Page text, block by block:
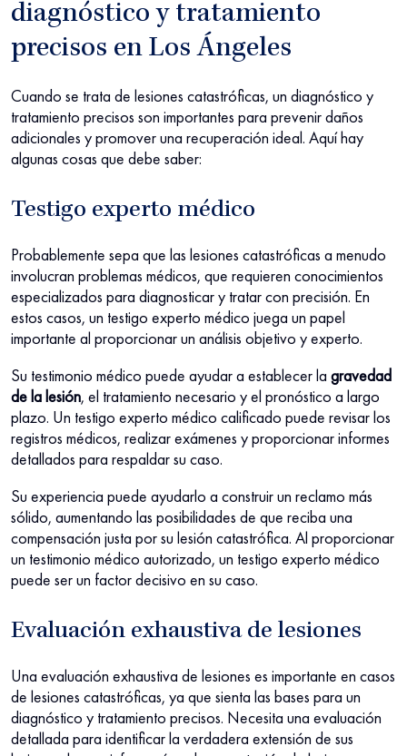
diagnóstico y tratamiento
precisos en Los Ángeles
Cuando se trata de lesiones catastróficas, un diagnóstico y
tratamiento precisos son importantes para prevenir daños
adicionales y promover una recuperación ideal. Aquí hay
algunas cosas que debe saber:
Testigo experto médico
Probablemente sepa que las lesiones catastróficas a menudo
involucran problemas médicos, que requieren conocimientos
especializados para diagnosticar y tratar con precisión. En
estos casos, un testigo experto médico juega un papel
importante al proporcionar un análisis objetivo y experto.
Su testimonio médico puede ayudar a establecer la gravedad
de la lesión, el tratamiento necesario y el pronóstico a largo
plazo. Un testigo experto médico calificado puede revisar los
registros médicos, realizar exámenes y proporcionar informes
detallados para respaldar su caso.
Su experiencia puede ayudarlo a construir un reclamo más
sólido, aumentando las posibilidades de que reciba una
compensación justa por su lesión catastrófica. Al proporcionar
un testimonio médico autorizado, un testigo experto médico
puede ser un factor decisivo en su caso.
Evaluación exhaustiva de lesiones
Una evaluación exhaustiva de lesiones es importante en casos
de lesiones catastróficas, ya que sienta las bases para un
diagnóstico y tratamiento precisos. Necesita una evaluación
detallada para identificar la verdadera extensión de sus